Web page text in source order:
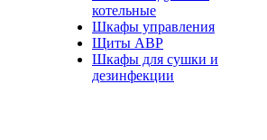
котельные
Шкафы управления
Щиты АВР
Шкафы для сушки и
дезинфекции